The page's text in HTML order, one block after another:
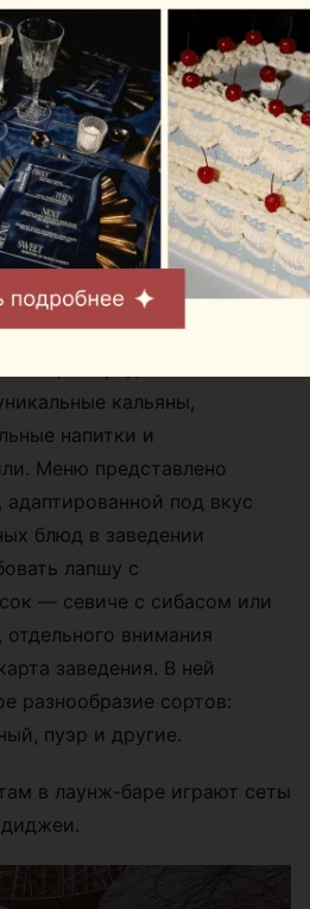
кальяны,
напитки и
Меню представлено
адаптированной под вкус
блюд в заведении
лапшу с
— севиче с сибасом или
внимания
заведения. В ней
разнообразие сортов:
пуэр и другие.
в лаунж-баре играют сеты